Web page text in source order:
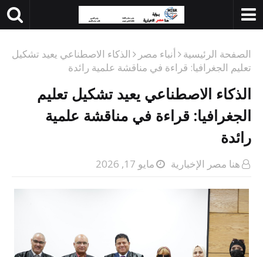
الصفحة الرئيسية أنباء مصر
الذكاء الاصطناعي يعيد تشكيل
تعليم الجغرافيا: قراءة في مناقشة علمية رائدة
الذكاء الاصطناعي يعيد تشكيل تعليم
الجغرافيا: قراءة في مناقشة علمية
رائدة
هنا مصر الإخبارية مايو 17, 2026